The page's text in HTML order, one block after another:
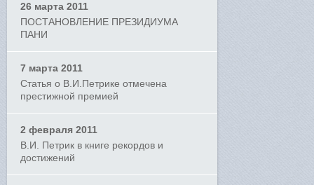
26 марта 2011
ПОСТАНОВЛЕНИЕ ПРЕЗИДИУМА
ПАНИ
7 марта 2011
Статья о В.И.Петрике отмечена
престижной премией
2 февраля 2011
В.И. Петрик в книге рекордов и
достижений